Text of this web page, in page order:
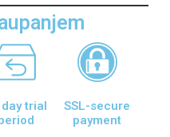
trial
SSL-secure
payment